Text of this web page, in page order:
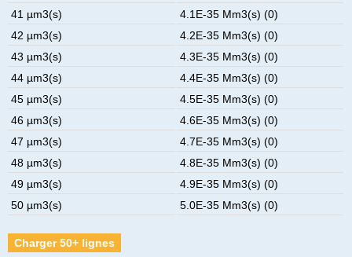
41 µm3(s)
4.1E-35 Mm3(s) (0)
42 µm3(s)
4.2E-35 Mm3(s) (0)
43 µm3(s)
4.3E-35 Mm3(s) (0)
44 µm3(s)
4.4E-35 Mm3(s) (0)
45 µm3(s)
4.5E-35 Mm3(s) (0)
46 µm3(s)
4.6E-35 Mm3(s) (0)
47 µm3(s)
4.7E-35 Mm3(s) (0)
48 µm3(s)
4.8E-35 Mm3(s) (0)
49 µm3(s)
4.9E-35 Mm3(s) (0)
50 µm3(s)
5.0E-35 Mm3(s) (0)
Charger 50+ lignes